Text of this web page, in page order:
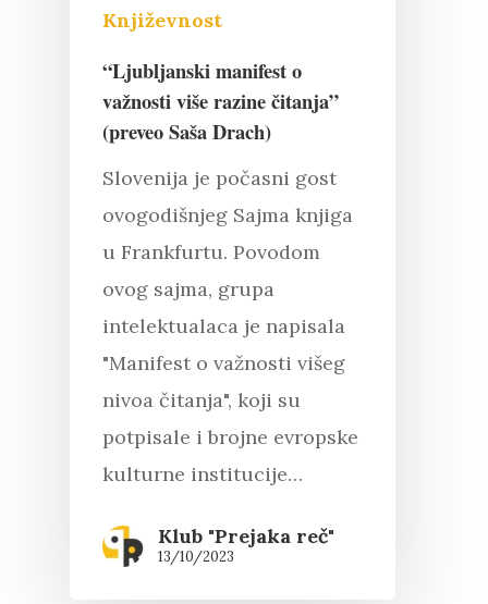
Pritisnite "Enter" da pretražite ili
"Esc" da izađete
Književnost
“Ljubljanski manifest o
važnosti više razine čitanja”
(preveo Saša Drach)
Slovenija je počasni gost
ovogodišnjeg Sajma knjiga
u Frankfurtu. Povodom
ovog sajma, grupa
intelektualaca je napisala
"Manifest o važnosti višeg
nivoa čitanja", koji su
potpisale i brojne evropske
kulturne institucije…
Klub "Prejaka reč"
13/10/2023